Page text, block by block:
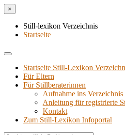
×
Still-lexikon Verzeichnis
Startseite
Startseite Still-Lexikon
Für Eltern
Für Stillberaterinnen
Aufnahme ins Verzeichnis
Anlei­tung für regis­trier­te
Kon­takt
Zum Still-Lexikon Infoportal